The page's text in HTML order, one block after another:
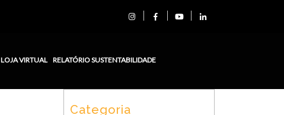
LOJA VIRTUAL RELATÓRIO SUSTENTABILIDADE
Categoria